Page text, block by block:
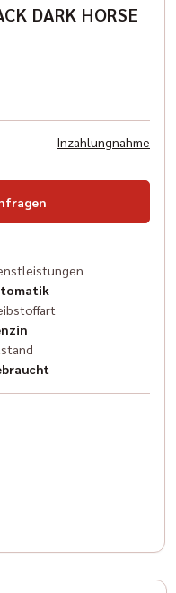
DARK HORSE
Inzahlungnahme